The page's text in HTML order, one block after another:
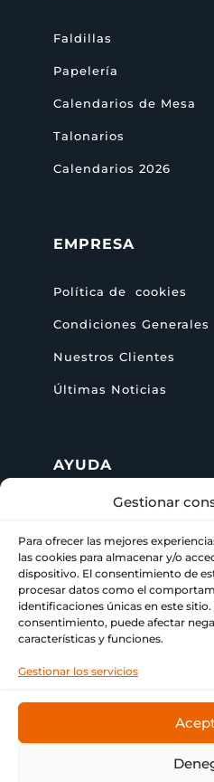
Gestionar
Para ofrecer las mejores
las cookies para almacenar y/o
dispositivo. El consentimiento de
procesar datos como el
identificaciones únicas en este
consentimiento, puede afectar
características y funciones.
Gestionar los servicios
Faldillas
Papelería
Calendarios de Mesa
Talonarios
Calendarios 2026
EMPRESA
Política de cookies
Condiciones Generales
Nuestros Clientes
Últimas Noticias
AYUDA
+ 34 622 09 02

Carrer Pompeu
08860
de